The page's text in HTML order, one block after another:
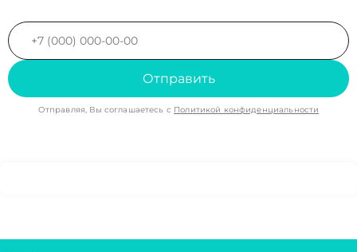
Отправить
Отправляя, Вы соглашаетесь с Политикой конфиденциальности